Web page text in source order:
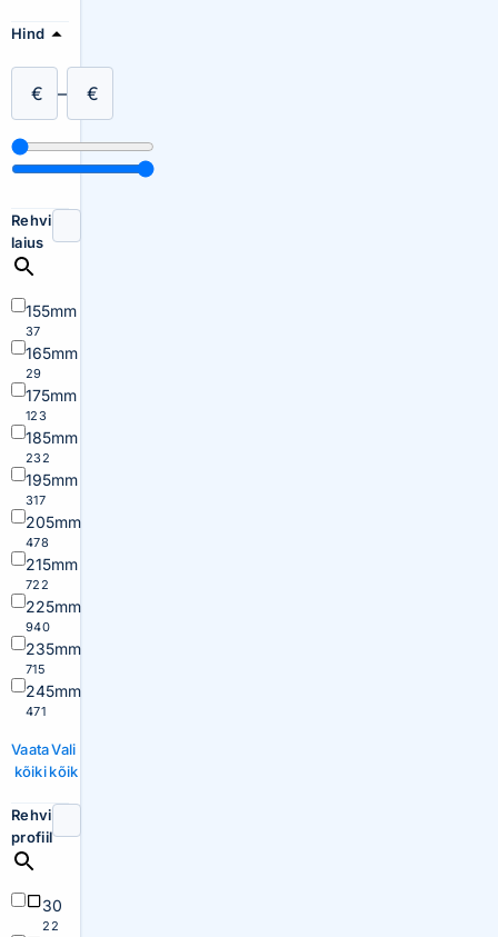
Hind
€ – €
Rehvi
laius
155mm
37
165mm
29
175mm
123
185mm
232
195mm
317
205mm
478
215mm
722
225mm
940
235mm
715
245mm
471
Vaata
kõiki
Vali
kõik
Rehvi
profiil
30
22